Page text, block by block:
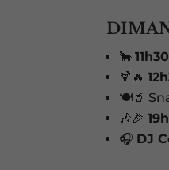
🐂11h30
🍹🔥
🍽️🥤
🎶🎉
🎧 DJ